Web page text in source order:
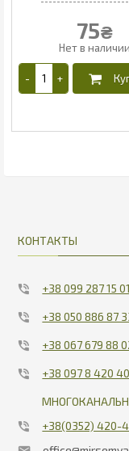
75₴
КОНТАКТЫ
+38 099 287 15 01
+38 050 886 87
+38 067 679 88
+38 097 8 420
+38(0352) 420-